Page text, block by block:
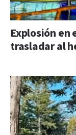
Explosión en
trasladar al